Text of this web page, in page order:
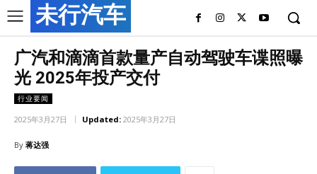
未行汽车
广汽和滴滴首款量产自动驾驶车谍照曝
光 2025年投产交付
行业要闻
2025年3月27日 Updated: 2025年3月27日
By 蒋达强